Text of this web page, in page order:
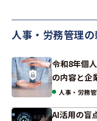
人事・労務管理
令和8年個
の内容と企
人事・労務
AI活用の盲